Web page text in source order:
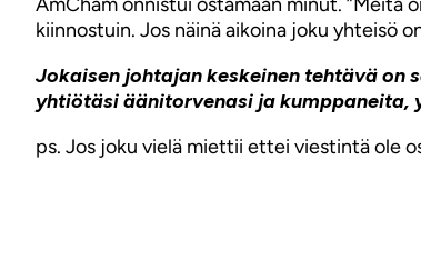
kiinnostuin. Jos näinä aikoina joku yhteisö
Jokaisen johtajan keskeinen tehtävä on
yhtiötäsi äänitorvenasi ja
ps. Jos joku vielä miettii ettei viestintä ole